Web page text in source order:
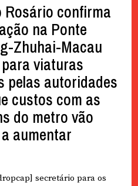
Rosário confirma
na Ponte
Zhuhai-Macau
viaturas
pelas autoridades
custos com as
do metro vão
aumentar
secretário para os